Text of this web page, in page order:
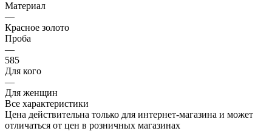
Материал
—
Красное золото
Проба
—
585
Для кого
—
Для женщин
Все характеристики
Цена действительна только для интернет-магазина и может
отличаться от цен в розничных магазинах